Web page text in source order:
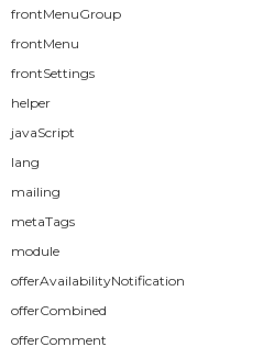
frontMenuGroup
frontMenu
frontSettings
helper
javaScript
lang
mailing
metaTags
module
offerAvailabilityNotification
offerCombined
offerComment